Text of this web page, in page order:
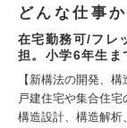
どんな仕事か
在宅勤務可/フレ
担。小学6年生ま
【新構法の開発、構
戸建住宅や集合住宅
構造設計、構造解析